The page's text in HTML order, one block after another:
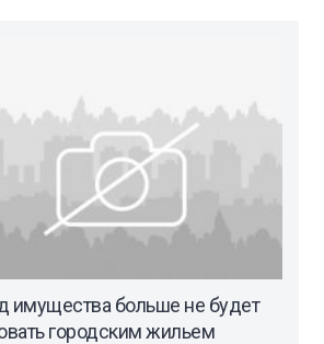
имущества больше не будет
городским жильем